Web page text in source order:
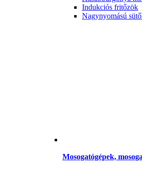
Indukciós fritőzök
Nagynyomású
Mosogatógépek,